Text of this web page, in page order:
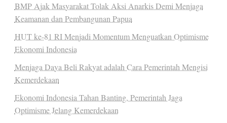
BMP Ajak Masyarakat Tolak Aksi Anarkis Demi Menjaga
Keamanan dan Pembangunan Papua
HUT ke-81 RI Menjadi Momentum Menguatkan Optimisme
Ekonomi Indonesia
Menjaga Daya Beli Rakyat adalah Cara Pemerintah Mengisi
Kemerdekaan
Ekonomi Indonesia Tahan Banting, Pemerintah Jaga
Optimisme Jelang Kemerdekaan